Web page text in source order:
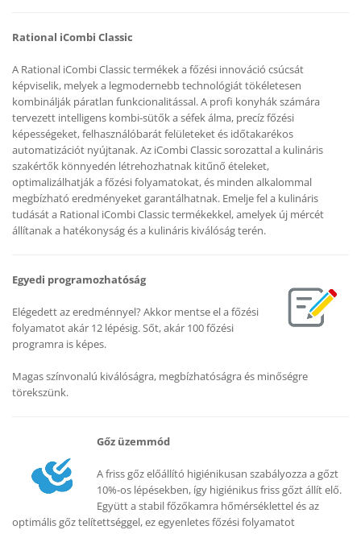
Rational iCombi Classic
A Rational iCombi Classic termékek a főzési innováció csúcsát
képviselik, melyek a legmodernebb technológiát tökéletesen
kombinálják páratlan funkcionalitással. A profi konyhák számára
tervezett intelligens kombi-sütők a séfek álma, precíz főzési
képességeket, felhasználóbarát felületeket és időtakarékos
automatizációt nyújtanak. Az iCombi Classic sorozattal a kulináris
szakértők könnyedén létrehozhatnak kitűnő ételeket,
optimalizálhatják a főzési folyamatokat, és minden alkalommal
megbízható eredményeket garantálhatnak. Emelje fel a kulináris
tudását a Rational iCombi Classic termékekkel, amelyek új mércét
állítanak a hatékonyság és a kulináris kiválóság terén.
Egyedi programozhatóság
Elégedett az eredménnyel? Akkor mentse el a főzési
folyamatot akár 12 lépésig. Sőt, akár 100 főzési
programra is képes.
Magas színvonalú kiválóságra, megbízhatóságra és minőségre
törekszünk.
Gőz üzemmód
A friss gőz előállító higiénikusan szabályozza a gőzt
10%-os lépésekben, így higiénikus friss gőzt állít elő.
Együtt a stabil főzőkamra hőmérséklettel és az
optimális gőz telítettséggel, ez egyenletes főzési folyamatot